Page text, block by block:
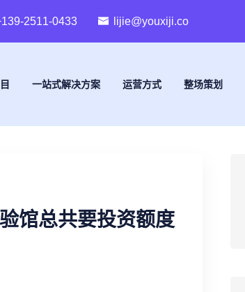
2511-0433 lijie@youxiji.co
一站式解决方案 运营方式 整场策划
馆总共要投资额度